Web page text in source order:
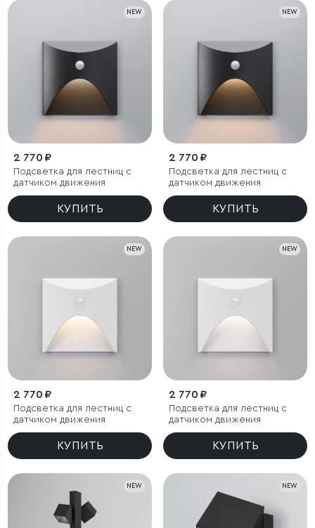
NEW
2 770 ₽
Подсветка для лестниц с
датчиком движения
КУПИТЬ
NEW
2 770 ₽
Подсветка для лестниц с
датчиком движения
КУПИТЬ
NEW
2 770 ₽
Подсветка для лестниц с
датчиком движения
КУПИТЬ
NEW
2 770 ₽
Подсветка для лестниц с
датчиком движения
КУПИТЬ
NEW NEW